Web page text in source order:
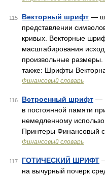
115 Векторный шрифт —
представлении
кривых. Векторные
масштабирования
произвольные
также: Шрифты
Финансовый словарь
116 Встроенный шрифт —
в постоянной памяти
немедленному
Принтеры Финансовый
Финансовый словарь
117 ГОТИЧЕСКИЙ ШРИФТ
на вычурный почерк